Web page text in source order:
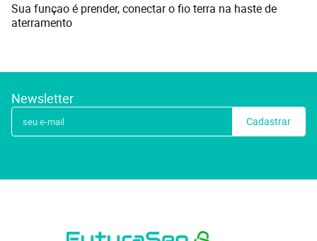
Sua funçao é prender, conectar o fio terra na haste de
aterramento
Newsletter
Cadastrar